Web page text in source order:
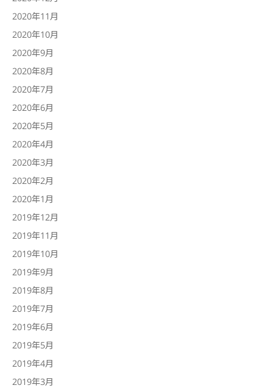
2020年11月
2020年10月
2020年9月
2020年8月
2020年7月
2020年6月
2020年5月
2020年4月
2020年3月
2020年2月
2020年1月
2019年12月
2019年11月
2019年10月
2019年9月
2019年8月
2019年7月
2019年6月
2019年5月
2019年4月
2019年3月